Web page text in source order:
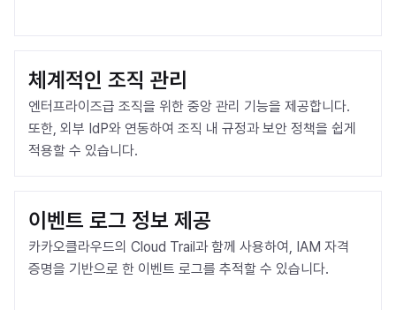
체계적인 조직 관리
엔터프라이즈급 조직을 위한 중앙 관리 기능을 제공합니다.
또한, 외부 IdP와 연동하여 조직 내 규정과 보안 정책을 쉽게
적용할 수 있습니다.
이벤트 로그 정보 제공
카카오클라우드의 Cloud Trail과 함께 사용하여, IAM 자격
증명을 기반으로 한 이벤트 로그를 추적할 수 있습니다.